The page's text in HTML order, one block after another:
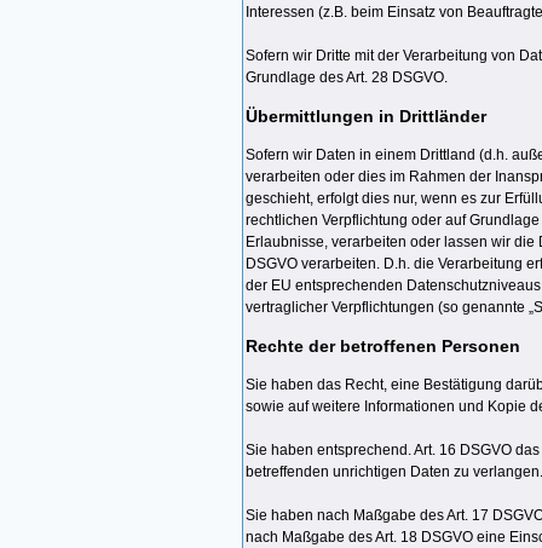
Interessen (z.B. beim Einsatz von
Sofern wir Dritte mit der Verarbeitung von
Grundlage des Art. 28 DSGVO.
Übermittlungen in Drittländer
Sofern wir Daten in einem Drittland (d.h.
verarbeiten oder dies im Rahmen der
geschieht, erfolgt dies nur, wenn es zur
rechtlichen Verpflichtung oder auf
Erlaubnisse, verarbeiten oder lassen wir
DSGVO verarbeiten. D.h. die Verarbeitung
der EU entsprechenden
vertraglicher Verpflichtungen (so genannte
Rechte der betroffenen Personen
Sie haben das Recht, eine Bestätigung
sowie auf weitere Informationen und Kopie
Sie haben entsprechend. Art. 16 DSGVO
betreffenden unrichtigen Daten zu verlangen.
Sie haben nach Maßgabe des Art. 17
nach Maßgabe des Art. 18 DSGVO eine